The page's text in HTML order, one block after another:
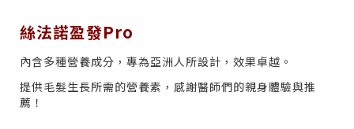
絲法諾盈發Pro
內含多種營養成分，專為亞洲人所設計，效果卓越。
提供毛髮生長所需的營養素，感謝醫師們的親身體驗與推
薦！